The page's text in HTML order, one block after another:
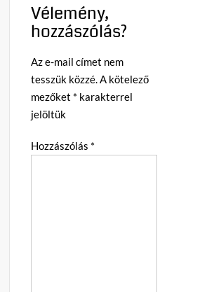
Vélemény,
hozzászólás?
Az e-mail címet nem
tesszük közzé.A kötelező
mezőket * karakterrel
jelöltük
Hozzászólás *